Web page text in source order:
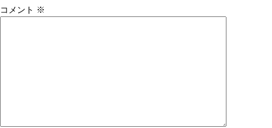
ゲ
コメント ※